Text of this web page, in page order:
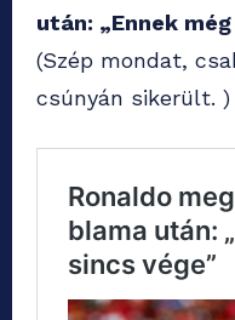
után: „Ennek
(Szép mondat,
csúnyán sikerült. )